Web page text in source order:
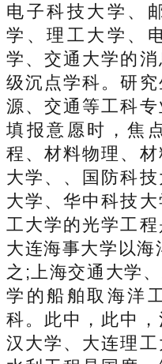
电子科技大学、
学、理工大学、
学、交通大学的
级沉点学科。研
源、交通等工科
填报意愿时，焦
程、材料物理、材
大学、、国防科
大学、华中科技
工大学的光学工程
大连海事大学以
之;上海交通大学
学的船舶取海洋
科。此中，此中
汉大学、大连理